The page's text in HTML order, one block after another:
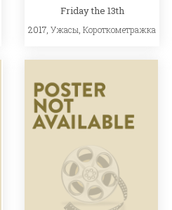
Friday the 13th
2017,Ужасы ,Короткометражка